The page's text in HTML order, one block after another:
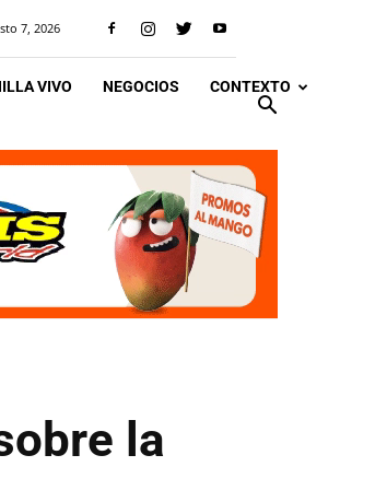
7, 2026
VIVO NEGOCIOS CONTEXTO
la